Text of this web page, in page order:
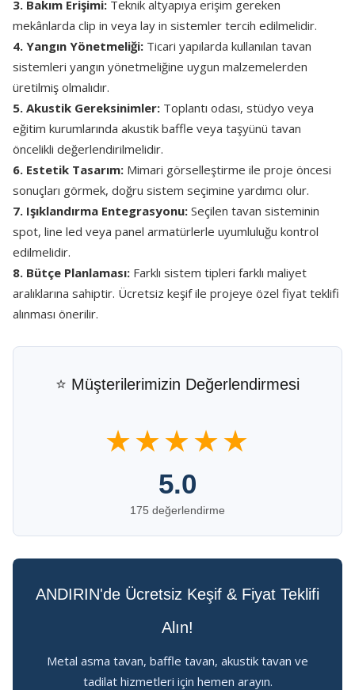
3. Bakım Erişimi: Teknik altyapıya erişim gereken
mekânlarda clip in veya lay in sistemler tercih edilmelidir.
4. Yangın Yönetmeliği: Ticari yapılarda kullanılan tavan
sistemleri yangın yönetmeliğine uygun malzemelerden
üretilmiş olmalıdır.
5. Akustik Gereksinimler: Toplantı odası, stüdyo veya
eğitim kurumlarında akustik baffle veya taşyünü tavan
öncelikli değerlendirilmelidir.
6. Estetik Tasarım: Mimari görselleştirme ile proje öncesi
sonuçları görmek, doğru sistem seçimine yardımcı olur.
7. Işıklandırma Entegrasyonu: Seçilen tavan sisteminin
spot, line led veya panel armatürlerle uyumluluğu kontrol
edilmelidir.
8. Bütçe Planlaması: Farklı sistem tipleri farklı maliyet
aralıklarına sahiptir. Ücretsiz keşif ile projeye özel fiyat teklifi
alınması önerilir.
⭐ Müşterilerimizin Değerlendirmesi
★★★★★
5.0
175 değerlendirme
ANDIRIN'de Ücretsiz Keşif & Fiyat Teklifi
Alın!
Metal asma tavan, baffle tavan, akustik tavan ve
tadilat hizmetleri için hemen arayın.